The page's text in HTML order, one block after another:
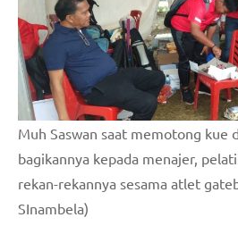
Muh Saswan saat memotong kue
bagikannya kepada menajer,
rekan-rekannya sesama atlet
SInambela)